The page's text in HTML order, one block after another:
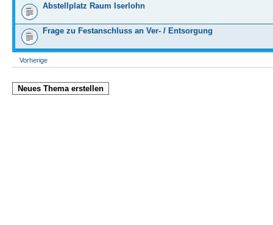
Abstellplatz Raum Iserlohn
Frage zu Festanschluss an Ver- / Entsorgung
Vorherige
Neues Thema erstellen